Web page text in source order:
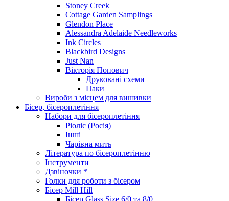
Stoney Creek
Cottage Garden Samplings
Glendon Place
Alessandra Adelaide Needleworks
Ink Circles
Blackbird Designs
Just Nan
Вікторія Попович
Друковані схеми
Паки
Вироби з місцем для вишивки
Бісер, бісероплетіння
Набори для бісероплетіння
Ріоліс (Росія)
Інші
Чарівна мить
Література по бісероплетінню
Інструменти
Дзвіночки *
Голки для роботи з бісером
Бісер Mill Hill
Бісер Glass Size 6/0 та 8/0